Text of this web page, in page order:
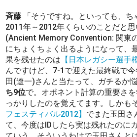
斉藤
「そうですね。といっても、
2011年～2012年くらいのことだと
(Ancient Memory Convention: 関東
にちょくちょく出るようになって、
果を残せたのは 【日本レガシー選手
んですけど、7-1で迎えた最終戦で
田(遼一)さんと当たって、ガチるか
ち9位で。オポネント計算の重要さ
っかりしたのを覚えてます。しかも
フェスティバル2012】 でまた玉田さ
て、今度はIDしたら実は残れたのに